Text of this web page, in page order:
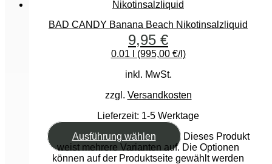
BAD CANDY Banana Beach Nikotinsalzliquid
9,95 €
0.01 l (995,00 €/l)
inkl. MwSt.
zzgl. Versandkosten
Lieferzeit: 1-5 Werktage
Ausführung wählen
Dieses Produkt
weist mehrere Varianten auf. Die Optionen
können auf der Produktseite gewählt werden